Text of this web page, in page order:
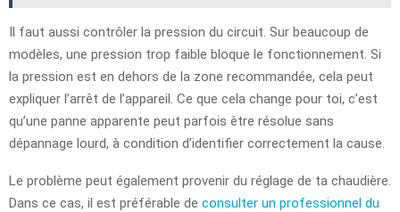
Il faut aussi contrôler la pression du circuit. Sur beaucoup de
modèles, une pression trop faible bloque le fonctionnement. Si
la pression est en dehors de la zone recommandée, cela peut
expliquer l’arrêt de l’appareil. Ce que cela change pour toi, c’est
qu’une panne apparente peut parfois être résolue sans
dépannage lourd, à condition d’identifier correctement la cause.
Le problème peut également provenir du réglage de ta chaudière.
Dans ce cas, il est préférable de consulter un professionnel du